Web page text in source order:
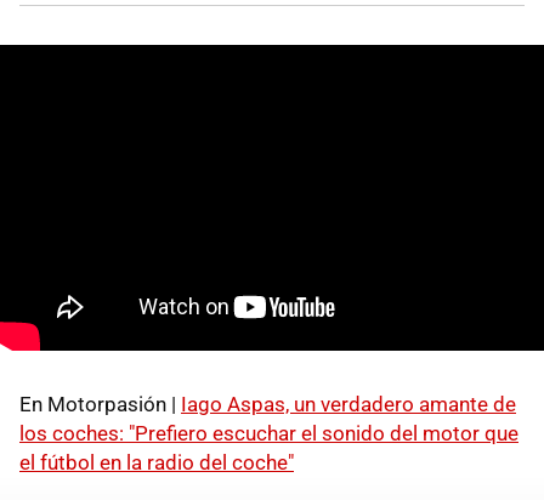
En Motorpasión | Iago Aspas, un verdadero amante de
los coches: "Prefiero escuchar el sonido del motor que
el fútbol en la radio del coche"